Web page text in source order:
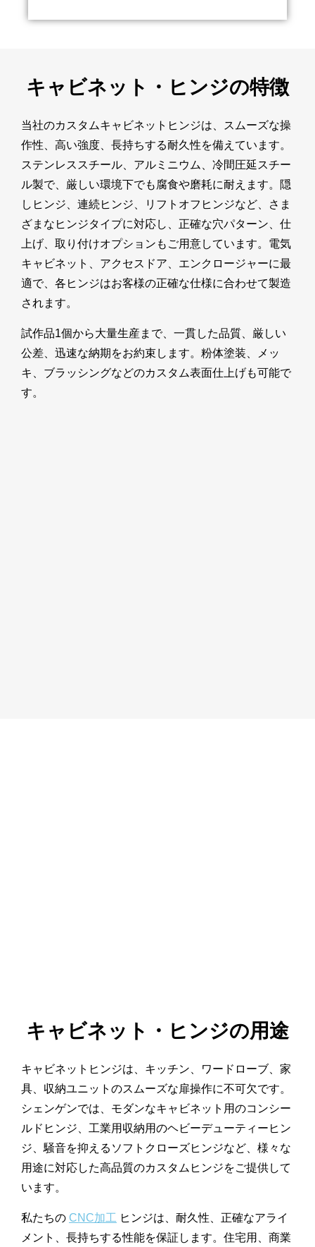
キャビネット・ヒンジの特徴
当社のカスタムキャビネットヒンジは、スムーズな操
作性、高い強度、長持ちする耐久性を備えています。
ステンレススチール、アルミニウム、冷間圧延スチー
ル製で、厳しい環境下でも腐食や磨耗に耐えます。隠
しヒンジ、連続ヒンジ、リフトオフヒンジなど、さま
ざまなヒンジタイプに対応し、正確な穴パターン、仕
上げ、取り付けオプションもご用意しています。電気
キャビネット、アクセスドア、エンクロージャーに最
適で、各ヒンジはお客様の正確な仕様に合わせて製造
されます。
試作品1個から大量生産まで、一貫した品質、厳しい
公差、迅速な納期をお約束します。粉体塗装、メッ
キ、ブラッシングなどのカスタム表面仕上げも可能で
す。
キャビネット・ヒンジの用途
キャビネットヒンジは、キッチン、ワードローブ、家
具、収納ユニットのスムーズな扉操作に不可欠です。
シェンゲンでは、モダンなキャビネット用のコンシー
ルドヒンジ、工業用収納用のヘビーデューティーヒン
ジ、騒音を抑えるソフトクローズヒンジなど、様々な
用途に対応した高品質のカスタムヒンジをご提供して
います。
私たちの CNC加工 ヒンジは、耐久性、正確なアライ
メント、長持ちする性能を保証します。住宅用、商業